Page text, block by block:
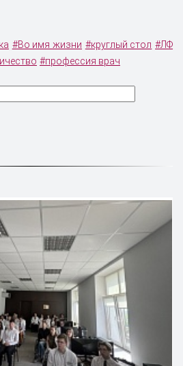
#Во имя жизни #круглый стол #ЛФ
#профессия врач